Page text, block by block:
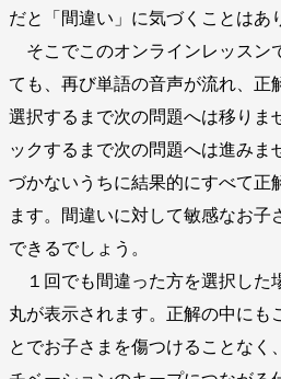
だと「間違い」に気づくことはあ
そこでこのオンラインレッスン
ても、再び単語の音声が流れ、正
選択するまで次の問題へは移りま
ックするまで次の問題へは進みま
づかないうちに結果的にすべて正
ます。間違いに対して敏感なお子
できるでしょう。
１回でも間違った方を選択した
丸が表示されます。正解の中にも
とでお子さまを傷つけることなく